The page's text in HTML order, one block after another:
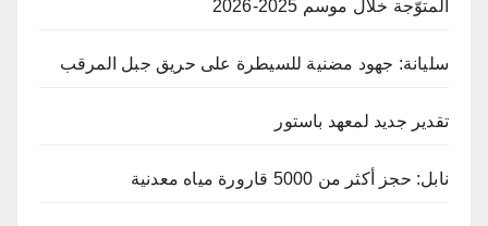
المتوّجة خلال موسم 2025-2026
سليانة: جهود مضنية للسيطرة على حريق جبل المرقب
تقدير جديد لمعهد باستور
نابل: حجز أكثر من 5000 قارورة مياه معدنية